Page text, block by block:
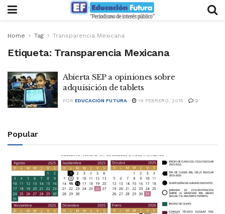
Home Tag Transparencia Mexicana
Etiqueta: Transparencia Mexicana
Abierta SEP a opiniones sobre
adquisición de tablets
POR EDUCACIÓN FUTURA 19 FEBRERO, 2015 2
Popular